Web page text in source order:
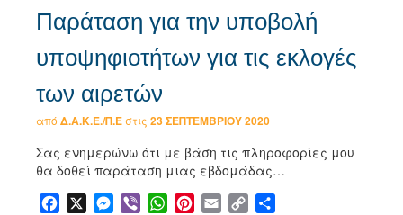
Παράταση για την υποβολή
υποψηφιοτήτων για τις εκλογές
των αιρετών
από Δ.Α.Κ.Ε./Π.Εστις 23 ΣΕΠΤΕΜΒΡΊΟΥ 2020
Σας ενημερώνω ότι με βάση τις πληροφορίες μου
θα δοθεί παράταση μιας εβδομάδας…
Facebook Messenger
Viber WhatsApp
Pinterest
Email Copy